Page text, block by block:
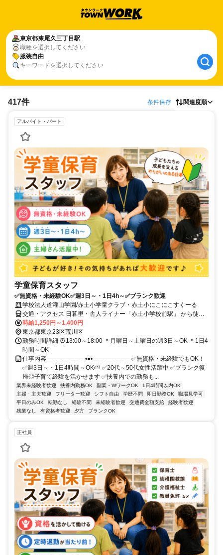
東京都東尾久三丁目駅
職種を選択してください
服装自由
キーワードを選択してください
417件 条件保存 関連度順
アルバイト・パート
学童保育スタッフ
✅無資格・未経験OK✅週3日～・1日4h～✅ブランク歓迎
学校法人道灌山学園/赤土小学童クラブ・赤土小にこにこすくーる
交通・アクセス 日暮里・舎人ライナー「赤土小学校前駅」 から徒歩2
分
時給1,250円～1,400円
東京都東京23区荒川区
勤務時間詳細 ⏰13:00～18:00 ＊月曜日～土曜日の週3日～OK ＊1日4
時間～OK
仕事内容 ──────── •●• ──────── ✅無資格・未経験でもOK！
✅週3日～・1日4時間～OK⛅ ✅20代～50代女性活躍中 ✅ブランク復
帰◎子育て経験を活かせます ✅扶養内での勤務も...
業界未経験者歓迎 扶養内勤務OK 副業・WワークOK
1日4時間以内OK
主婦・主夫歓迎
フリーター歓迎 シフト自由 学歴不問 即日勤務OK
職場見学可
平日のみOK
転勤なし 経験不問 未経験者歓迎 交通費全額支給
経験者歓迎
残業なし
有資格者歓迎 夕方 ブランクOK
正社員